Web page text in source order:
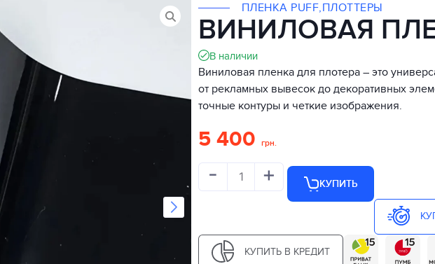
ПЛЕНКА PUFF,ПЛОТТЕРЫ
ВИНИЛОВАЯ
В наличии
Виниловая пленка для плотера – это
от рекламных вывесок до декоративных
точные контуры и четкие изображения.
5 400 грн.
- + КУПИТЬ
КУПИТЬ В КРЕДИТ